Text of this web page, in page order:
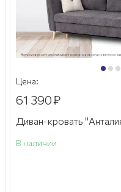
Цена:
61 390₽
Диван-кровать
В наличии